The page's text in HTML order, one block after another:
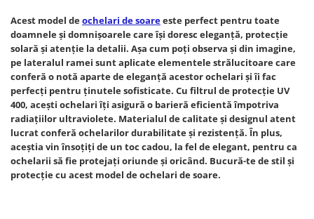
Acest model deochelari de soareeste perfect pentru toate
doamnele și domnișoarele care își doresc eleganță, protecție
solară și atenție la detalii. Așa cum poți observa și din imagine,
pe lateralul ramei sunt aplicate elementele strălucitoare care
conferă o notă aparte de eleganță acestor ochelari și îi fac
perfecți pentru ținutele sofisticate. Cu filtrul de protecție UV
400, acești ochelari îți asigură o barieră eficientă împotriva
radiațiilor ultraviolete. Materialul de calitate și designul atent
lucrat conferă ochelarilor durabilitate și rezistență. În plus,
aceștia vin însoțiți de un toc cadou, la fel de elegant, pentru ca
ochelarii să fie protejați oriunde și oricând. Bucură-te de stil și
protecție cu acest model de ochelari de soare.